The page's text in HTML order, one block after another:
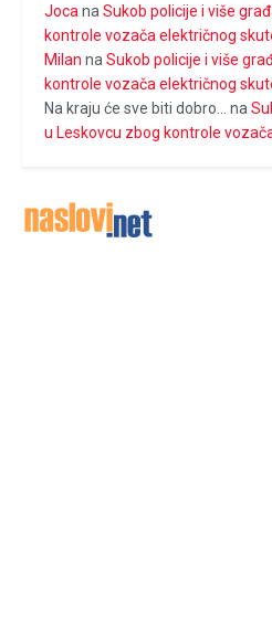
Joca na Sukob policije i više
kontrole vozača električnog
Milan na Sukob policije i više
kontrole vozača električnog
Na kraju će sve biti dobro...
na
u Leskovcu zbog kontrole